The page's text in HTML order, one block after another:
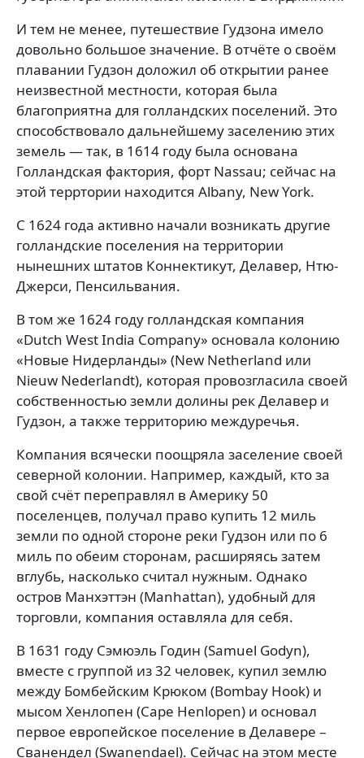
И тем не менее, путешествие Гудзона имело
довольно большое значение. В отчёте о своём
плавании Гудзон доложил об открытии ранее
неизвестной местности, которая была
благоприятна для голландских поселений. Это
способствовало дальнейшему заселению этих
земель — так, в 1614 году была основана
Голландская фактория, форт Nassau; сейчас на
этой терртории находится Albany, New York.
С 1624 года активно начали возникать другие
голландские поселения на территории
нынешних штатов Коннектикут, Делавер, Нтю-
Джерси, Пенсильвания.
В том же 1624 году голландская компания
«Dutch West India Company» основала колонию
«Новые Нидерланды» (New Netherland или
Nieuw Nederlandt), которая провозгласила своей
собственностью земли долины рек Делавер и
Гудзон, а также территорию междуречья.
Компания всячески поощряла заселение своей
северной колонии. Например, каждый, кто за
свой счёт переправлял в Америку 50
поселенцев, получал право купить 12 миль
земли по одной стороне реки Гудзон или по 6
миль по обеим сторонам, расширяясь затем
вглубь, насколько считал нужным. Однако
остров Манхэттэн (Manhattan), удобный для
торговли, компания оставляла для себя.
В 1631 году Сэмюэль Годин (Samuel Godyn),
вместе с группой из 32 человек, купил землю
между Бомбейским Крюком (Bombay Hook) и
мысом Хенлопен (Cape Henlopen) и основал
первое европейское поселение в Делавере –
Сванендел (Swanendael). Сейчас на этом месте